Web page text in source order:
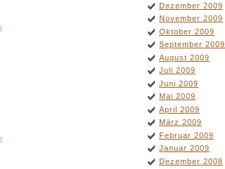
Dezember 2009
November 2009
Oktober 2009
September 2009
August 2009
Juli 2009
Juni 2009
Mai 2009
April 2009
März 2009
Februar 2009
Januar 2009
Dezember 2008